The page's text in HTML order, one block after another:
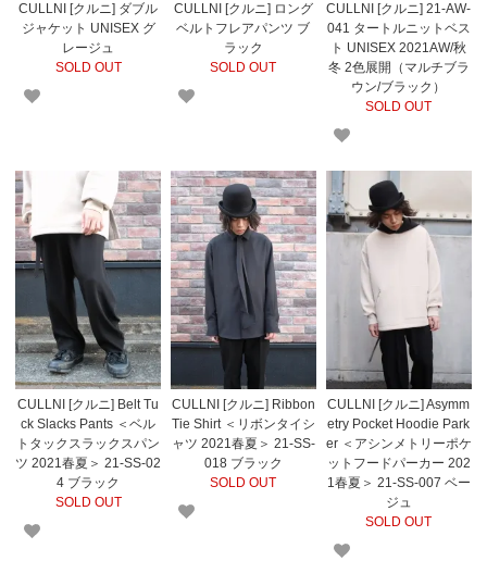
CULLNI [クルニ] ダブル
ジャケット UNISEX グ
レージュ
SOLD OUT
CULLNI [クルニ] ロング
ベルトフレアパンツ ブ
ラック
SOLD OUT
CULLNI [クルニ] 21-AW-
041 タートルニットベス
ト UNISEX 2021AW/秋
冬 2色展開（マルチブラ
ウン/ブラック）
SOLD OUT
CULLNI [クルニ] Belt Tu
ck Slacks Pants ＜ベル
トタックスラックスパン
ツ 2021春夏＞ 21-SS-02
4 ブラック
SOLD OUT
CULLNI [クルニ] Ribbon
Tie Shirt ＜リボンタイシ
ャツ 2021春夏＞ 21-SS-
018 ブラック
SOLD OUT
CULLNI [クルニ] Asymm
etry Pocket Hoodie Park
er ＜アシンメトリーポケ
ットフードパーカー 202
1春夏＞ 21-SS-007 ベー
ジュ
SOLD OUT